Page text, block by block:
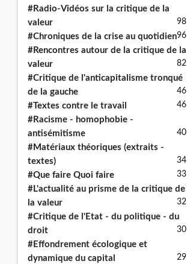
#Radio-Vidéos sur la critique de la
valeur
98
#Chroniques de la crise au quotidien96
#Rencontres autour de la critique de la
valeur
82
#Critique de l'anticapitalisme tronqué
de la gauche
46
#Textes contre le travail 46
#Racisme - homophobie -
antisémitisme
40
#Matériaux théoriques (extraits -
textes)
34
#Que faire Quoi faire 33
#L'actualité au prisme de la critique de
la valeur
32
#Critique de l'Etat - du politique - du
droit
30
#Effondrement écologique et
dynamique du capital
29